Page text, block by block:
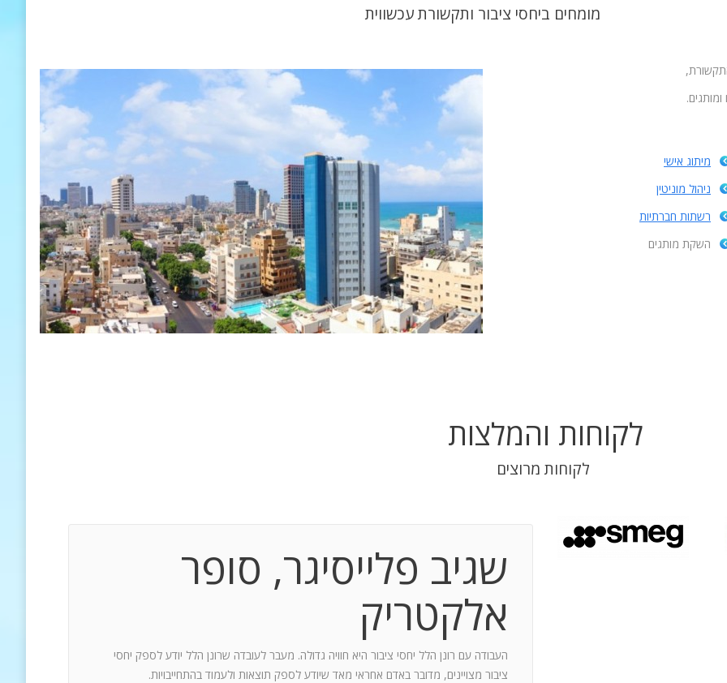
מומחים ביחסי ציבור ותקשורת עכשווית
מיתוג אישי
ניהול מוניטין
רשתות חברתיות
השקת מותגים
לקוחות והמלצות
לקוחות מרוצים
שגיב פלייסיגר, סופר
אלקטריק
העבודה עם רונן הלל יחסי ציבור היא חוויה גדולה. מעבר לעובדה שרונן הלל יודע לספק יחסי
ציבור מצויינים, מדובר באדם אחראי מאד שיודע לספק תוצאות ולעמוד בהתחייבויות.
עבודה משותפת בת 10 שנים.
מספר תחנות: פארק מיני ישראל בלטרון,
, מדרבן ומייצר תקשורת יש
בך את היכולת להניע את כלל הצוות